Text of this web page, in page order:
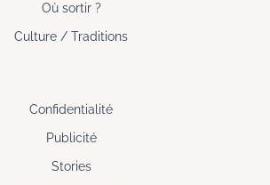
Où sortir ?
Culture / Traditions
Confidentialité
Publicité
Stories